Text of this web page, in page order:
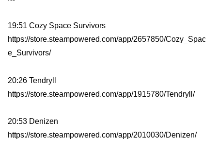
19:51 Cozy Space Survivors
https://store.steampowered.com/app/2657850/Cozy_Spac
e_Survivors/
20:26 Tendryll
https://store.steampowered.com/app/1915780/Tendryll/
20:53 Denizen
https://store.steampowered.com/app/2010030/Denizen/